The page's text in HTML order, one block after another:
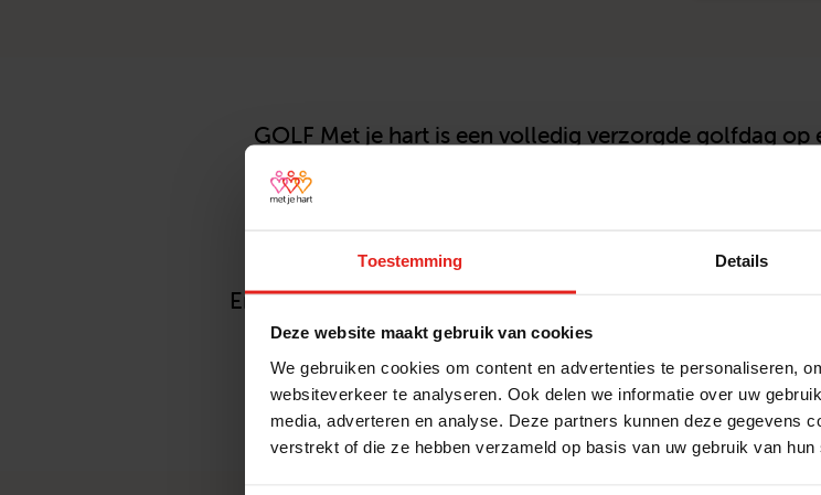
Toestemming Details
Deze website maakt gebruik van cookies
We gebruiken cookies om content en advertenties te personaliseren,
websiteverkeer te analyseren. Ook delen we informatie over uw
media, adverteren en analyse. Deze partners kunnen deze gegevens
verstrekt of die ze hebben verzameld op basis van uw gebruik van hun
GOLF Met je hart is een volledig verzorgde golfdag
maatschappelijke betrokkenheid samenkomen. Het
genereren voor Met je hart, nieuwe partijen kennis te
tegelijkertijd graag een maatschappelijke bijdrage wil
Er zijn nog een aantal plekken beschikbaar voor de
Wil je erbij zijn? Neem contact met ons